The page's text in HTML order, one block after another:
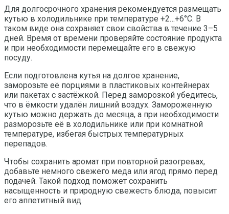
Для долгосрочного хранения рекомендуется размещать
кутью в холодильнике при температуре +2…+6°C. В
таком виде она сохраняет свои свойства в течение 3–5
дней. Время от времени проверяйте состояние продукта
и при необходимости перемещайте его в свежую
посуду.
Если подготовлена кутья на долгое хранение,
заморозьте её порциями в пластиковых контейнерах
или пакетах с застёжкой. Перед заморозкой убедитесь,
что в ёмкости удалён лишний воздух. Замороженную
кутью можно держать до месяца, а при необходимости
разморозьте её в холодильнике или при комнатной
температуре, избегая быстрых температурных
перепадов.
Чтобы сохранить аромат при повторной разогревах,
добавьте немного свежего меда или ягод прямо перед
подачей. Такой подход поможет сохранить
насыщенность и природную свежесть блюда, повысит
его аппетитный вид.